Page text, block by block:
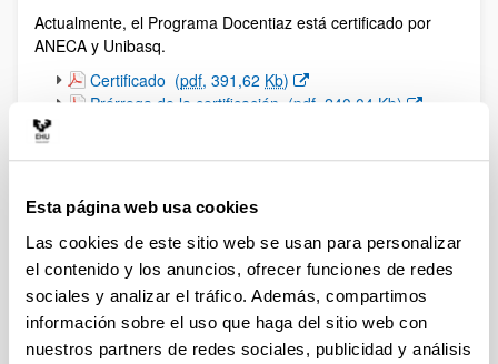
Esta página web usa cookies
Las cookies de este sitio web se usan para personalizar
el contenido y los anuncios, ofrecer funciones de redes
sociales y analizar el tráfico. Además, compartimos
información sobre el uso que haga del sitio web con
nuestros partners de redes sociales, publicidad y análisis
Actualmente, el Programa Docentiaz está certificado por
ANECA y Unibasq.
(Abre una nueva ventana)
Certificado (pdf, 391,62 Kb)
(Abre una nueva ventana)
Prórroga de la certificación (pdf , 240,04 Kb)